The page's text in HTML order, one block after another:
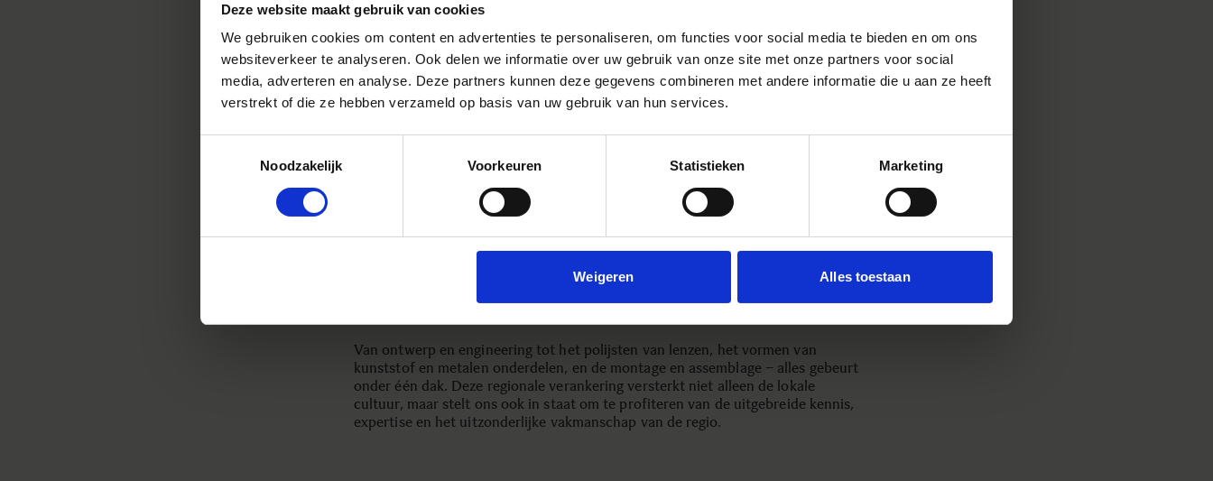
Deze website maakt gebruik van cookies
We gebruiken cookies om content en advertenties te personaliseren, om functies voor social media te bieden en om ons
websiteverkeer te analyseren. Ook delen we informatie over uw gebruik van onze site met onze partners voor social
media, adverteren en analyse. Deze partners kunnen deze gegevens combineren met andere informatie die u aan ze heeft
verstrekt of die ze hebben verzameld op basis van uw gebruik van hun services.
Noodzakelijk
Voorkeuren Statistieken Marketing
Weigeren Alles toestaan
Sigma is een Japanse fabrikant van hoogwaardige lenzen en camera’s, met een
hoofdkantoor in de Kanagawa-prefectuur en een fabriek in de Aizu-prefectuur
als onze belangrijkste uitvalsbasis.
vandaag de dag geleid door zijn zoon, Kazuto Yamaki. Dankzij onze
onafhankelijkheid als familiebedrijf hebben we de vrijheid om vernieuwend te
denken en unieke keuzes te maken.
Sinds 1973 is onze fabriek in Aizu de thuisbasis van de volledige productie van
Sigma. Het behouden van lokale productie is essentieel voor ons: het stelt ons
in staat om flexibel te opereren, nauwe samenwerking tussen afdelingen te
Van ontwerp en engineering tot het polijsten van lenzen, het vormen van
kunststof en metalen onderdelen, en de montage en assemblage – alles gebeurt
onder één dak. Deze regionale verankering versterkt niet alleen de lokale
cultuur, maar stelt ons ook in staat om te profiteren van de uitgebreide kennis,
expertise en het uitzonderlijke vakmanschap van de regio.